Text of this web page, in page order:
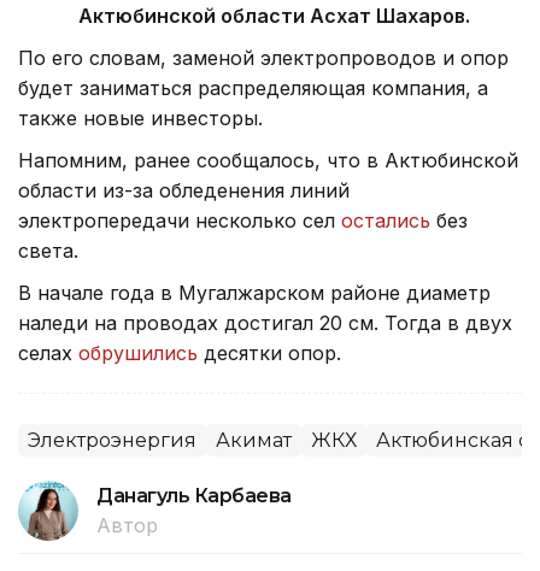
Актюбинской области Асхат Шахаров.
По его словам, заменой электропроводов и опор
будет заниматься распределяющая компания, а
также новые инвесторы.
Напомним, ранее сообщалось, что в Актюбинской
области из-за обледенения линий
электропередачи несколько сел остались без
света.
В начале года в Мугалжарском районе диаметр
наледи на проводах достигал 20 см. Тогда в двух
селах обрушились десятки опор.
Электроэнергия Акимат ЖКХ Актюбинская
Данагуль Карбаева
Автор